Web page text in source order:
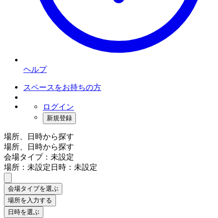
ヘルプ
スペースをお持ちの方
ログイン
新規登録
場所、日時から探す
場所、日時から探す
会場タイプ：未設定
場所：未設定日時：未設定
会場タイプを選ぶ
場所を入力する
日時を選ぶ